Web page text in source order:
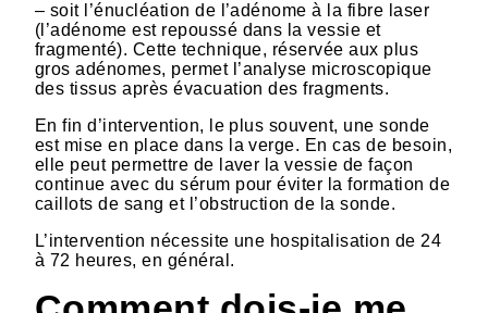
– soit l’énucléation de l’adénome à la fibre laser
(l’adénome est repoussé dans la vessie et
fragmenté). Cette technique, réservée aux plus
gros adénomes, permet l’analyse microscopique
des tissus après évacuation des fragments.
En fin d’intervention, le plus souvent, une sonde
est mise en place dans la verge. En cas de besoin,
elle peut permettre de laver la vessie de façon
continue avec du sérum pour éviter la formation de
caillots de sang et l’obstruction de la sonde.
L’intervention nécessite une hospitalisation de 24
à 72 heures, en général.